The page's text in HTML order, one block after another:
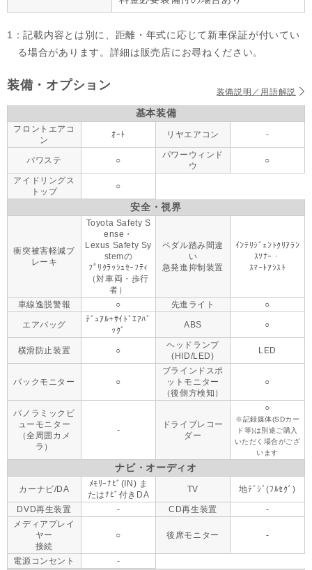
1：記載内容とは別に、距離・年式に応じて新車保証が付いてい
る場合があります。詳細は販売店にお尋ねください。
装備・オプション 装備説明／用語解説
基本装備
フロントエアコ
ン
ｵｰﾄ リヤエアコン -
パワステ ○
パワーウィンド
ウ
○
アイドリングス
トップ
○
安全・視界
衝突被害軽減ブ
レーキ
Toyota Safety S
ense・
Lexus Safety Sy
stemの
ﾌﾟﾘｸﾗｯｼｭｾｰﾌﾃｨ
（対車両・歩行
者）
ペダル踏み間違
い
急発進抑制装置
ｲﾝﾃﾘｼﾞｪﾝﾄｸﾘｱﾗﾝ
ｽｿﾅｰ・
ｽﾏｰﾄｱｼｽﾄ
車線逸脱警報 ○ 先進ライト ○
エアバッグ
ﾃﾞｭｱﾙ+ｻｲﾄﾞｴｱﾊﾞ
ｯｸﾞ
ABS ○
横滑防止装置 ○
ヘッドランプ
(HID/LED)
LED
バックモニター ○
ブラインドスポ
ットモニター
（後側方検知）
○
パノラミックビ
ューモニター
（全周囲カメ
ラ）
-
ドライブレコー
ダー
○
※記録媒体(SDカー
ド等)は別途ご購入
いただく場合がござ
います
ナビ・オーディオ
カーナビ/DA
ﾒﾓﾘｰﾅﾋﾞ(IN) ま
たはﾅﾋﾞ付きDA
TV 地ﾃﾞｼﾞ(ﾌﾙｾｸﾞ)
DVD再生装置 - CD再生装置
-
メディアプレイ
ヤー
接続
○ 後席モニター -
電源コンセント -